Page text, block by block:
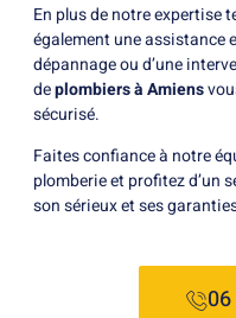
En plus de notre expertise
également une assistance
dépannage ou d’une
deplombiers à Amiens
sécurisé.
Faites confiance à notre
plomberie et profitez d’un
son sérieux et ses